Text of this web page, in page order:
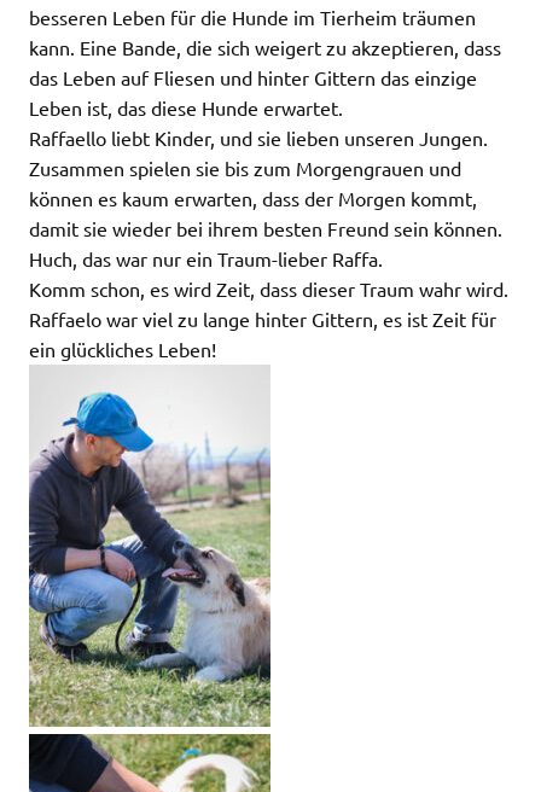
besseren Leben für die Hunde im Tierheim träumen
kann. Eine Bande, die sich weigert zu akzeptieren, dass
das Leben auf Fliesen und hinter Gittern das einzige
Leben ist, das diese Hunde erwartet.
Raffaello liebt Kinder, und sie lieben unseren Jungen.
Zusammen spielen sie bis zum Morgengrauen und
können es kaum erwarten, dass der Morgen kommt,
damit sie wieder bei ihrem besten Freund sein können.
Huch, das war nur ein Traum-lieber Raffa.
Komm schon, es wird Zeit, dass dieser Traum wahr wird.
Raffaelo war viel zu lange hinter Gittern, es ist Zeit für
ein glückliches Leben!